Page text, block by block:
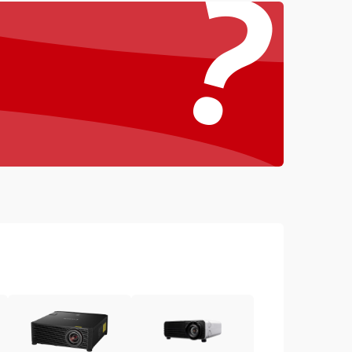
Подробнее →
Подробнее →
?